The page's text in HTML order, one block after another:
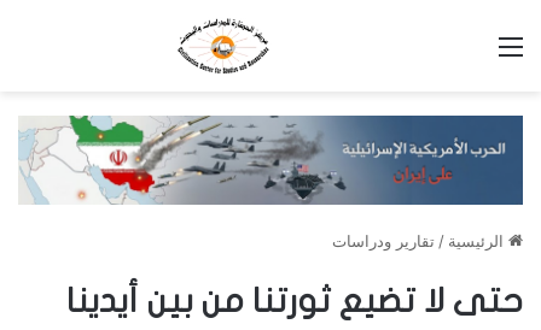
الرئيسية / تقارير ودراسات
حتى لا تضيع ثورتنا من بين أيدينا